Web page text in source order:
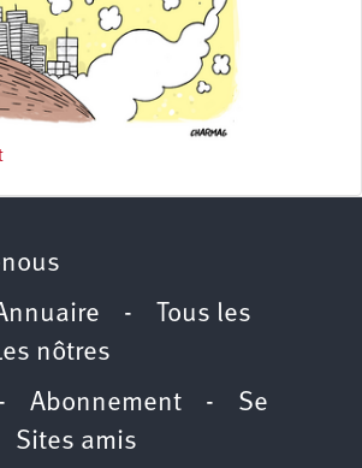
-
Tous les
nôtres
Abonnement - Se
Sites amis